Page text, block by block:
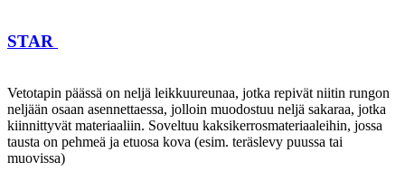
STAR
Vetotapin päässä on neljä leikkuureunaa, jotka repivät niitin rungon
neljään osaan asennettaessa, jolloin muodostuu neljä sakaraa, jotka
kiinnittyvät materiaaliin. Soveltuu kaksikerrosmateriaaleihin, jossa
tausta on pehmeä ja etuosa kova (esim. teräslevy puussa tai
muovissa)